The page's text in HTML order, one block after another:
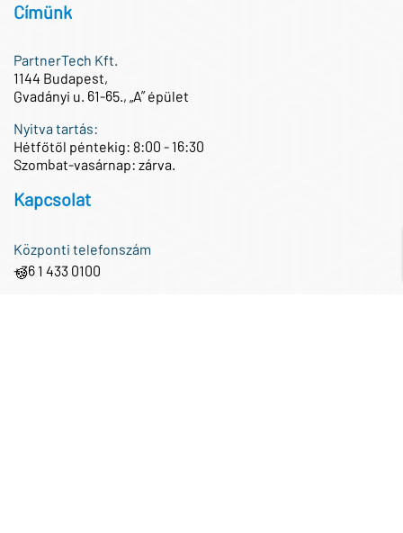
Címünk
PartnerTech Kft.
1144 Budapest,
Gvadányi u. 61-65., „A” épület
Nyitva tartás:
Hétfőtől péntekig: 8:00 - 16:30
Szombat-vasárnap: zárva.
Kapcsolat
Központi telefonszám
+36 1 433 0100
🍪